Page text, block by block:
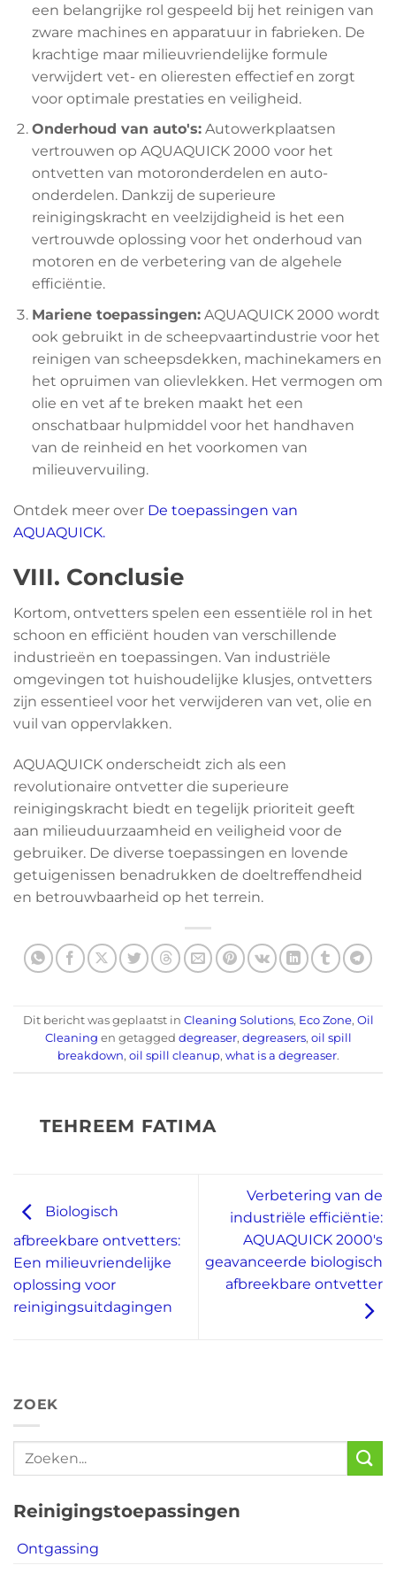
een belangrijke rol gespeeld bij het reinigen van
zware machines en apparatuur in fabrieken. De
krachtige maar milieuvriendelijke formule
verwijdert vet- en olieresten effectief en zorgt
voor optimale prestaties en veiligheid.
Onderhoud van auto's:Autowerkplaatsen
vertrouwen op AQUAQUICK 2000 voor het
ontvetten van motoronderdelen en auto-
onderdelen. Dankzij de superieure
reinigingskracht en veelzijdigheid is het een
vertrouwde oplossing voor het onderhoud van
motoren en de verbetering van de algehele
efficiëntie.
Mariene toepassingen:AQUAQUICK 2000 wordt
ook gebruikt in de scheepvaartindustrie voor het
reinigen van scheepsdekken, machinekamers en
het opruimen van olievlekken. Het vermogen om
olie en vet af te breken maakt het een
onschatbaar hulpmiddel voor het handhaven
van de reinheid en het voorkomen van
milieuvervuiling.
Ontdek meer over De toepassingen van
AQUAQUICK.
VIII. Conclusie
Kortom, ontvetters spelen een essentiële rol in het
schoon en efficiënt houden van verschillende
industrieën en toepassingen. Van industriële
omgevingen tot huishoudelijke klusjes, ontvetters
zijn essentieel voor het verwijderen van vet, olie en
vuil van oppervlakken.
AQUAQUICK onderscheidt zich als een
revolutionaire ontvetter die superieure
reinigingskracht biedt en tegelijk prioriteit geeft
aan milieuduurzaamheid en veiligheid voor de
gebruiker. De diverse toepassingen en lovende
getuigenissen benadrukken de doeltreffendheid
en betrouwbaarheid op het terrein.
Dit bericht was geplaatst in Cleaning Solutions, Eco Zone, Oil
Cleaning en getagged degreaser, degreasers, oil spill
breakdown, oil spill cleanup, what is a degreaser.
TEHREEM FATIMA
Biologisch
afbreekbare ontvetters:
Een milieuvriendelijke
oplossing voor
reinigingsuitdagingen
Verbetering van de
industriële efficiëntie:
AQUAQUICK 2000's
geavanceerde biologisch
afbreekbare ontvetter
ZOEK
Reinigingstoepassingen
Ontgassing